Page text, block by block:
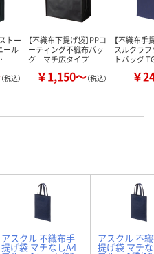
トー
ール
（税込）
【不織布下提げ袋】PPコ
ーティング不織布バッ
グ マチ広タイプ
￥1,150～（税込）
【不織布手
スルクラ
トバッグ
￥
アスクル 不織布手
提げ袋 マチなしA4
アスクル 不
提げ袋 マチ